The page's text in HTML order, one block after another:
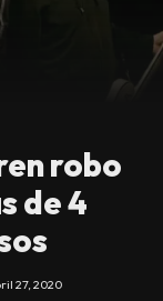
robo
de 4
27, 2020